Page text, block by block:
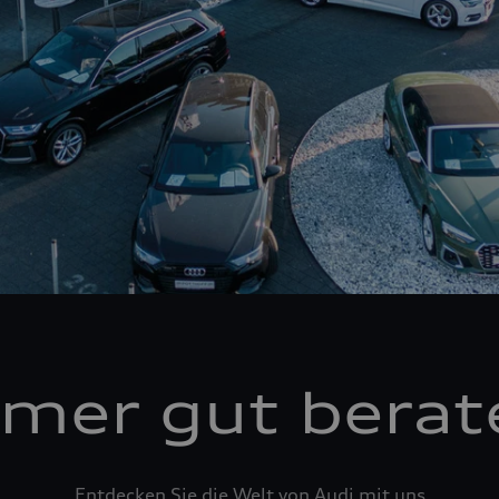
gut
Entdecken Sie die Welt von Audi mit uns